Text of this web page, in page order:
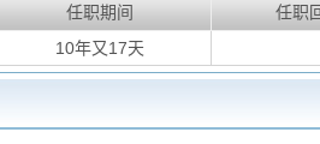
任职期间
任职
10年又17天